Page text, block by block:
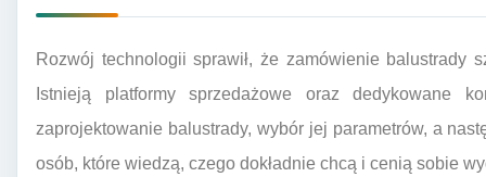
Rozwój technologii sprawił, że zamówienie balustrady
Istnieją platformy sprzedażowe oraz dedykowane
zaprojektowanie balustrady, wybór jej parametrów, a
osób, które wiedzą, czego dokładnie chcą i cenią sobie